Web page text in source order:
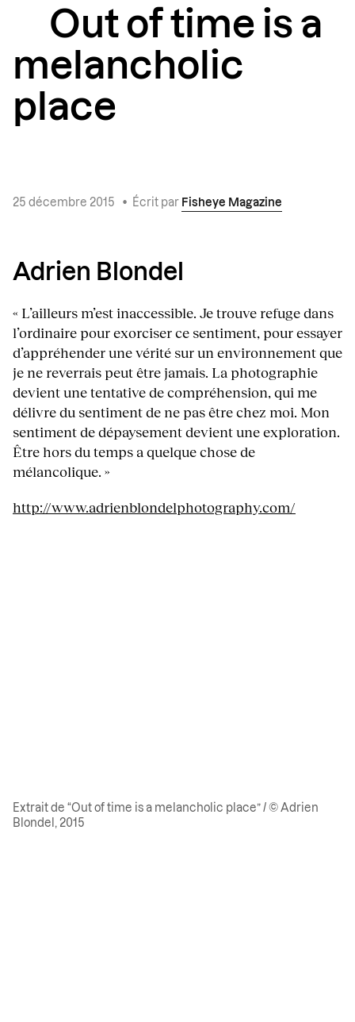
Out of time is a
melancholic
place
25 décembre 2015 • Écrit par Fisheye Magazine
Adrien Blondel
« L’ailleurs m’est inaccessible. Je trouve refuge dans
l’ordinaire pour exorciser ce sentiment, pour essayer
d’appréhender une vérité sur un environnement que
je ne reverrais peut être jamais. La photographie
devient une tentative de compréhension, qui me
délivre du sentiment de ne pas être chez moi. Mon
sentiment de dépaysement devient une exploration.
Être hors du temps a quelque chose de
mélancolique. »
http://www.adrienblondelphotography.com/
Extrait de “Out of time is a melancholic place” / © Adrien
Blondel, 2015